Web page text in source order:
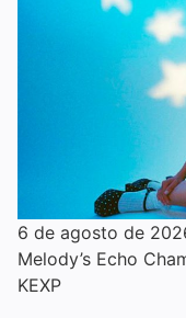
6 de agosto de
Melody’s Echo
KEXP